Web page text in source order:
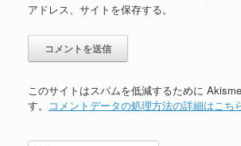
アドレス、サイトを保存する。
このサイトはスパムを低減するために
す。 コメントデータの処理方法の詳細はこち